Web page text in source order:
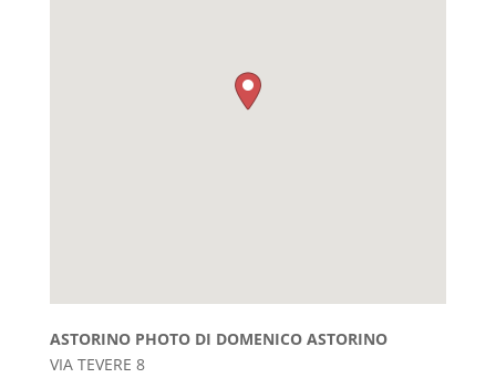
ASTORINO PHOTO DI DOMENICO ASTORINO
VIA TEVERE 8